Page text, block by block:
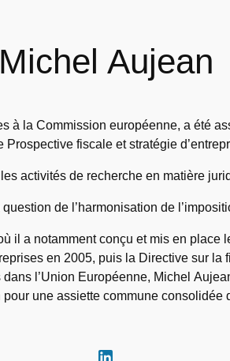
Michel Aujean
la Commission européenne, a été
Prospective fiscale et stratégie
activités de recherche en matière
de l’harmonisation de
il a notamment conçu et mis en
en 2005, puis la Directive sur la
l’Union Européenne, Michel
une assiette commune consolidée